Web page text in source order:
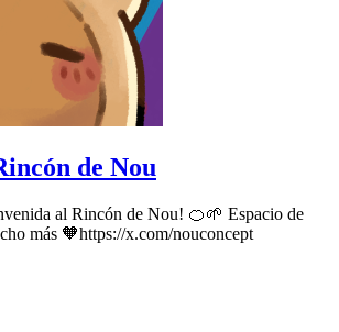
de Nou
al Rincón de Nou! 🍊🌱 Espacio de
más 🧡https://x.com/nouconcept